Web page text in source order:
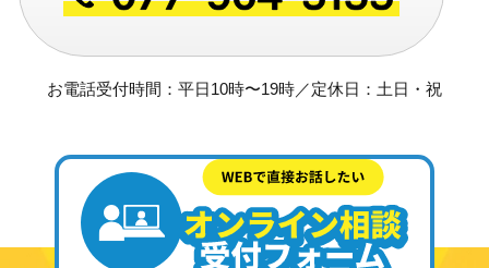
お電話受付時間：平日10時〜19時／定休日：土日・祝